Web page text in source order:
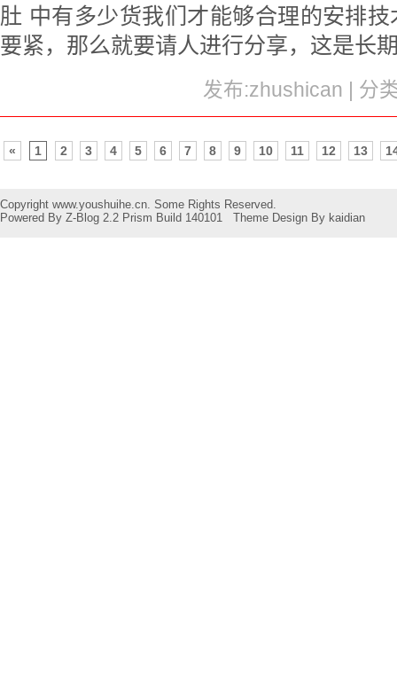
肚 中有多少货我们才能够合理的安排
要紧，那么就要请人进行分享，这是长
发布:zhushican | 分
« 1 2 3 4 5 6 7 8 9 10 11 12 13
Copyright www.youshuihe.cn. Some Rights Reserved.
Powered By Z-Blog 2.2 Prism Build 140101 Theme Design By kaidian